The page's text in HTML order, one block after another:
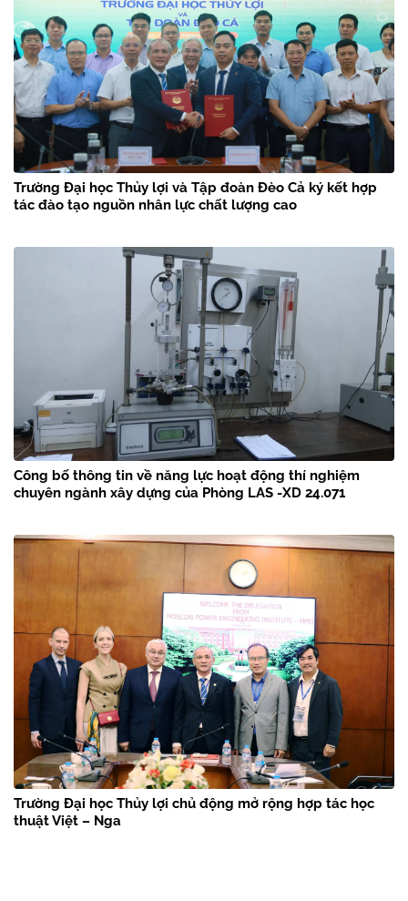
Trường Đại học Thủy lợi và Tập đoàn Đèo Cả ký kết hợp
tác đào tạo nguồn nhân lực chất lượng cao
Công bố thông tin về năng lực hoạt động thí nghiệm
chuyên ngành xây dựng của Phòng LAS -XD 24.071
Trường Đại học Thủy lợi chủ động mở rộng hợp tác học
thuật Việt – Nga